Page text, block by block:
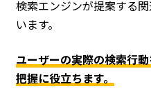
検索エンジンが提案する
います。
ユーザーの実際の検索行
把握に役立ちます。